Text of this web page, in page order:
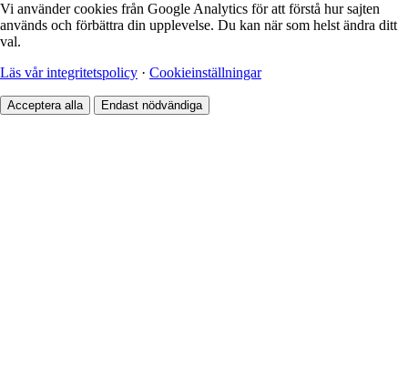
Vi använder cookies från Google Analytics för att förstå hur sajten
används och förbättra din upplevelse. Du kan när som helst ändra ditt
val.
Läs vår integritetspolicy · Cookieinställningar
Acceptera alla Endast nödvändiga